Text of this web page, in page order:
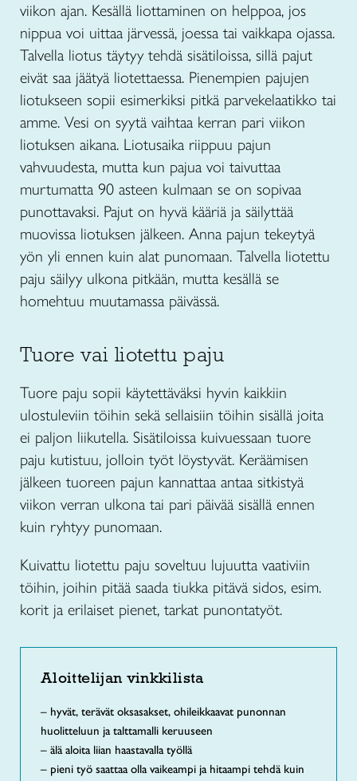
viikon ajan. Kesällä liottaminen on helppoa, jos
nippua voi uittaa järvessä, joessa tai vaikkapa ojassa.
Talvella liotus täytyy tehdä sisätiloissa, sillä pajut
eivät saa jäätyä liotettaessa. Pienempien pajujen
liotukseen sopii esimerkiksi pitkä parvekelaatikko tai
amme. Vesi on syytä vaihtaa kerran pari viikon
liotuksen aikana. Liotusaika riippuu pajun
vahvuudesta, mutta kun pajua voi taivuttaa
murtumatta 90 asteen kulmaan se on sopivaa
punottavaksi. Pajut on hyvä kääriä ja säilyttää
muovissa liotuksen jälkeen. Anna pajun tekeytyä
yön yli ennen kuin alat punomaan. Talvella liotettu
paju säilyy ulkona pitkään, mutta kesällä se
homehtuu muutamassa päivässä.
Tuore vai liotettu paju
Tuore paju sopii käytettäväksi hyvin kaikkiin
ulostuleviin töihin sekä sellaisiin töihin sisällä joita
ei paljon liikutella. Sisätiloissa kuivuessaan tuore
paju kutistuu, jolloin työt löystyvät. Keräämisen
jälkeen tuoreen pajun kannattaa antaa sitkistyä
viikon verran ulkona tai pari päivää sisällä ennen
kuin ryhtyy punomaan.
Kuivattu liotettu paju soveltuu lujuutta vaativiin
töihin, joihin pitää saada tiukka pitävä sidos, esim.
korit ja erilaiset pienet, tarkat punontatyöt.
Aloittelijan vinkkilista
– hyvät, terävät oksasakset, ohileikkaavat punonnan
huolitteluun ja talttamalli keruuseen
– älä aloita liian haastavalla työllä
– pieni työ saattaa olla vaikeampi ja hitaampi tehdä kuin